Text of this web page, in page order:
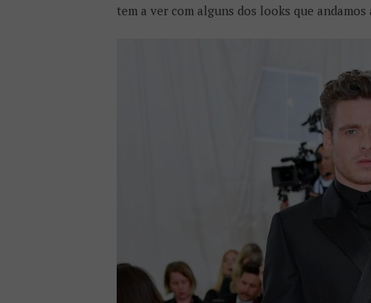
tem a ver com alguns dos looks que